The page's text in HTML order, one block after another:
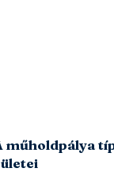
műholdpálya